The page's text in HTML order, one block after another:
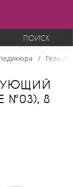
ПОИСК
Гель-
№03), 8